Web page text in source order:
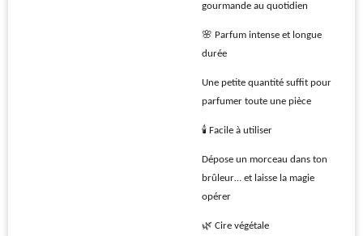
gourmande au quotidien
🌸 Parfum intense et longue
durée
Une petite quantité suffit pour
parfumer toute une pièce
🕯️ Facile à utiliser
Dépose un morceau dans ton
brûleur… et laisse la magie
opérer
🌿 Cire végétale